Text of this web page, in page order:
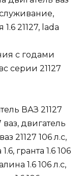
с годами
серии 21127